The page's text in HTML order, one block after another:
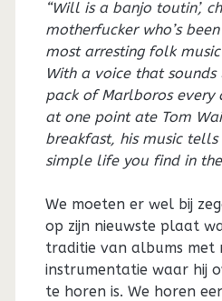
“Will is a banjo toutin’,
motherfucker who’s
most arresting folk
With a voice that sounds
pack of Marlboros every
at one point ate Tom
breakfast, his music
simple life you find in the
We moeten er wel bij
op zijn nieuwste plaat
traditie van albums met
instrumentatie waar hij
te horen is. We horen